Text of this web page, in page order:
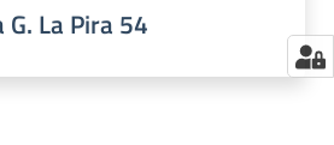
G. La Pira 54